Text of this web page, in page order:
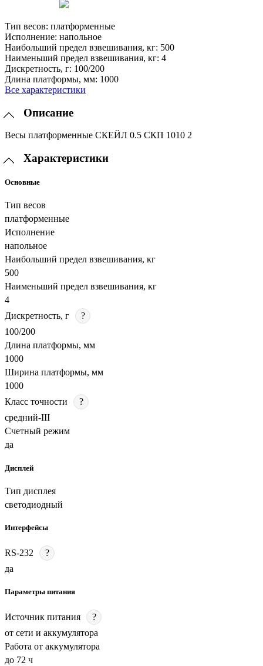
Тип весов: платформенные
Исполнение: напольное
Наибольший предел взвешивания, кг: 500
Наименьший предел взвешивания, кг: 4
Дискретность, г: 100/200
Длина платформы, мм: 1000
Все характеристики
Описание
Весы платформенные СКЕЙЛ 0.5 СКП 1010 2
Характеристики
Основные
Тип весов
платформенные
Исполнение
напольное
Наибольший предел взвешивания, кг
500
Наименьший предел взвешивания, кг
4
Дискретность, г
?
100/200
Длина платформы, мм
1000
Ширина платформы, мм
1000
Класс точности
?
средний-III
Счетный режим
да
Дисплей
Тип дисплея
светодиодный
Интерфейсы
RS-232
?
да
Параметры питания
Источник питания
?
от сети и аккумулятора
Работа от аккумулятора
до 72 ч